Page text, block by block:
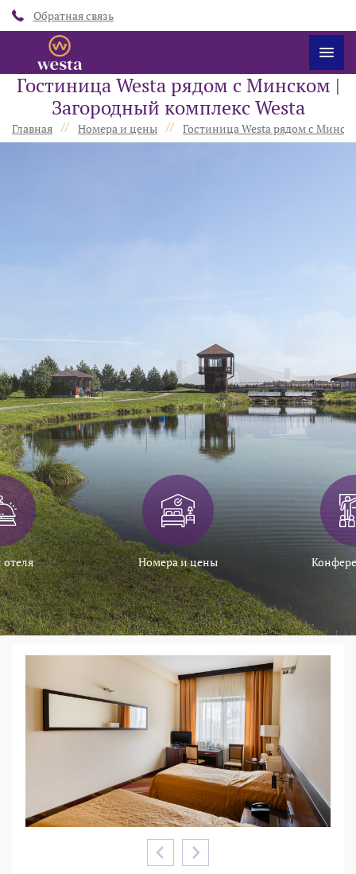
Обратная связь
Гостиница Westa рядом с Минском |
Загородный комплекс Westa
Главная // Номера и цены // Гостиница Westa рядом с
отеля Номера и цены